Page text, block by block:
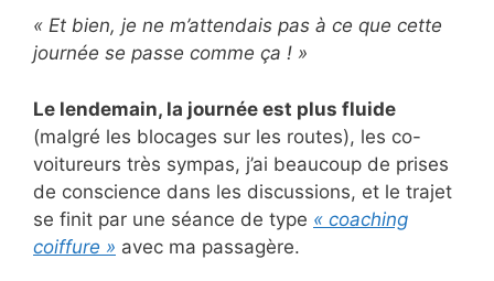
« Et bien, je ne m’attendais pas à ce que cette
journée se passe comme ça ! »
Le lendemain, la journée est plus fluide
(malgré les blocages sur les routes), les co-
voitureurs très sympas, j’ai beaucoup de prises
de conscience dans les discussions, et le trajet
se finit par une séance de type « coaching
coiffure » avec ma passagère.